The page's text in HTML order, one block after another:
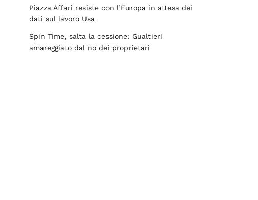
Piazza Affari resiste con l’Europa in attesa dei
dati sul lavoro Usa
Spin Time, salta la cessione: Gualtieri
amareggiato dal no dei proprietari